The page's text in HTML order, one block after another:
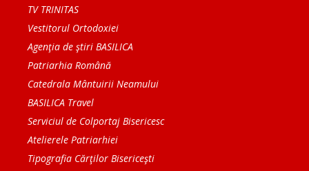
TV TRINITAS
Vestitorul Ortodoxiei
Agenţia de ştiri BASILICA
Patriarhia Română
Catedrala Mântuirii Neamului
BASILICA Travel
Serviciul de Colportaj Bisericesc
Atelierele Patriarhiei
Tipografia Cărţilor Bisericeşti